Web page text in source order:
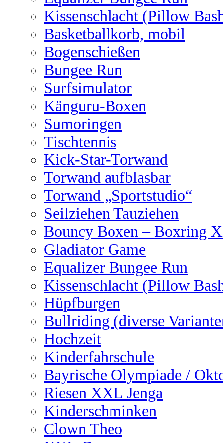
Kissenschlacht (Pillow
Basketballkorb, mobil
Bogenschießen
Bungee Run
Surfsimulator
Känguru-Boxen
Sumoringen
Tischtennis
Kick-Star-Torwand
Torwand aufblasbar
Torwand „Sportstudio“
Seilziehen Tauziehen
Bouncy Boxen – Boxring
Gladiator Game
Equalizer Bungee Run
Kissenschlacht (Pillow
Hüpfburgen
Bullriding (diverse
Hochzeit
Kinderfahrschule
Bayrische Olympiade /
Riesen XXL Jenga
Kinderschminken
Clown Theo